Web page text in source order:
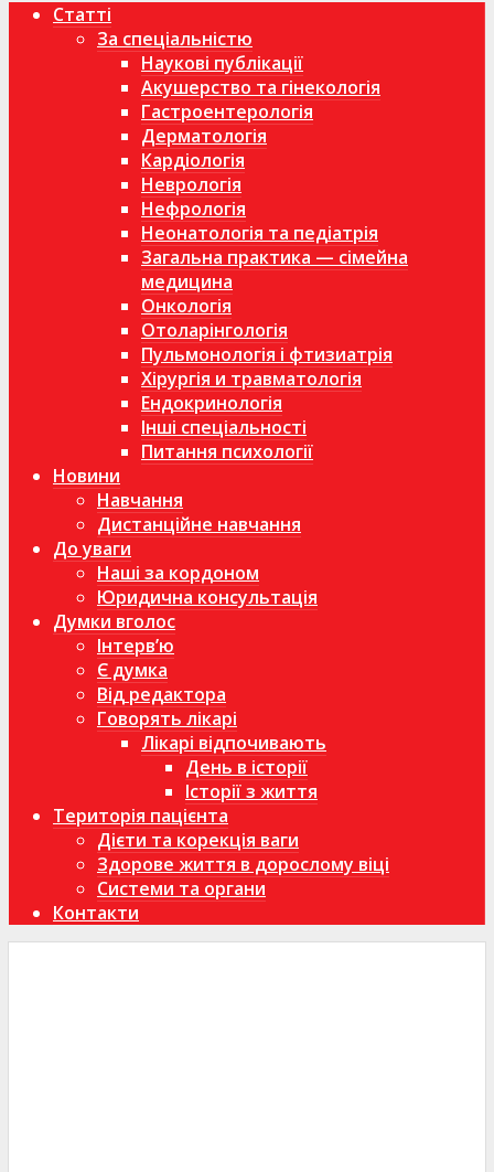
Статті
За спеціальністю
Наукові публікації
Акушерство та гінекологія
Гастроентерологія
Дерматологія
Кардіологія
Неврологія
Нефрологія
Неонатологія та педіатрія
Загальна практика — сімейна
медицина
Онкологія
Отоларінгологія
Пульмонологія і фтизиатрія
Хірургія и травматологія
Ендокринологія
Інші спеціальності
Питання психології
Новини
Навчання
Дистанційне навчання
До уваги
Наші за кордоном
Юридична консультація
Думки вголос
Інтерв’ю
Є думка
Від редактора
Говорять лікарі
Лікарі відпочивають
День в історії
Історії з життя
Територія пацієнта
Дієти та корекція ваги
Здорове життя в дорослому віці
Системи та органи
Контакти